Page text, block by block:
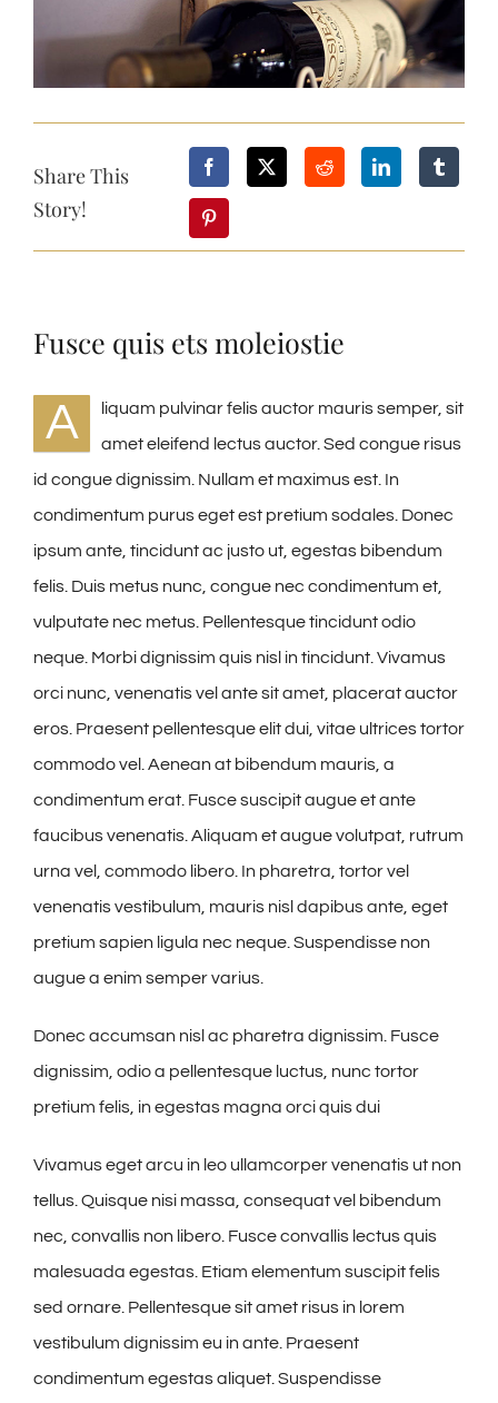
Share This
Story!
Fusce quis ets moleiostie
A
liquam pulvinar felis auctor mauris semper, sit
amet eleifend lectus auctor. Sed congue risus
id congue dignissim. Nullam et maximus est. In
condimentum purus eget est pretium sodales. Donec
ipsum ante, tincidunt ac justo ut, egestas bibendum
felis. Duis metus nunc, congue nec condimentum et,
vulputate nec metus. Pellentesque tincidunt odio
neque. Morbi dignissim quis nisl in tincidunt. Vivamus
orci nunc, venenatis vel ante sit amet, placerat auctor
eros. Praesent pellentesque elit dui, vitae ultrices tortor
commodo vel. Aenean at bibendum mauris, a
condimentum erat. Fusce suscipit augue et ante
faucibus venenatis. Aliquam et augue volutpat, rutrum
urna vel, commodo libero. In pharetra, tortor vel
venenatis vestibulum, mauris nisl dapibus ante, eget
pretium sapien ligula nec neque. Suspendisse non
augue a enim semper varius.
Donec accumsan nisl ac pharetra dignissim. Fusce
dignissim, odio a pellentesque luctus, nunc tortor
pretium felis, in egestas magna orci quis dui
Vivamus eget arcu in leo ullamcorper venenatis ut non
tellus. Quisque nisi massa, consequat vel bibendum
nec, convallis non libero. Fusce convallis lectus quis
malesuada egestas. Etiam elementum suscipit felis
sed ornare. Pellentesque sit amet risus in lorem
vestibulum dignissim eu in ante. Praesent
condimentum egestas aliquet. Suspendisse